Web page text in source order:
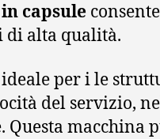
capsule
di alta qualità.
per i le
del servizio,
Questa macchina